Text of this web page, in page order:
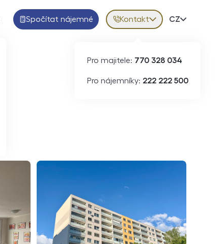
Spočítat nájemné Kontakt
Pro majitele: 770 328 034
Pro nájemníky: 222 222 500
Volba
CZ